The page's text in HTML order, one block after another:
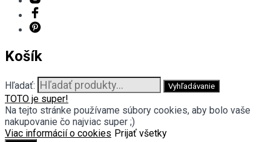
Košík
Hľadať: Vyhľadávanie
TOTO je super!
Na tejto stránke používame súbory cookies, aby bolo vaše
nakupovanie čo najviac super ;)
Viac informácií o cookies Prijať všetky